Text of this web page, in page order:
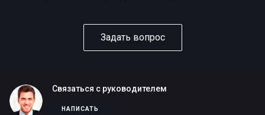
Задать вопрос
Связаться с руководителем
НАПИСАТЬ